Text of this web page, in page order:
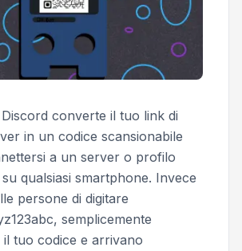
converte il tuo link di
in un codice scansionabile
a un server o profilo
qualsiasi smartphone. Invece
persone di digitare
semplicemente
il tuo codice e arrivano